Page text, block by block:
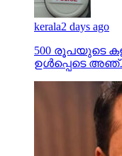
kerala2 days ago
500 രൂപയുടെ
ഉള്‍പ്പെടെ